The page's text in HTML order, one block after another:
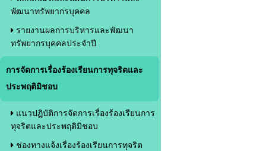
พัฒนาทรัพยากรบุคคล
รายงานผลการบริหารและพัฒนา
ทรัพยากรบุคคลประจำปี
การจัดการเรื่องร้องเรียนการทุจริตและ
ประพฤติมิชอบ
แนวปฏิบัติการจัดการเรื่องร้องเรียนการ
ทุจริตและประพฤติมิชอบ
ช่องทางแจ้งเรื่องร้องเรียนการทุจริต